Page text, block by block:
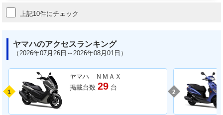
上記10件にチェック
ヤマハのアクセスランキング
（2026年07月26日～2026年08月01日）
1
ヤマハ ＮＭＡＸ
掲載台数 29 台
2